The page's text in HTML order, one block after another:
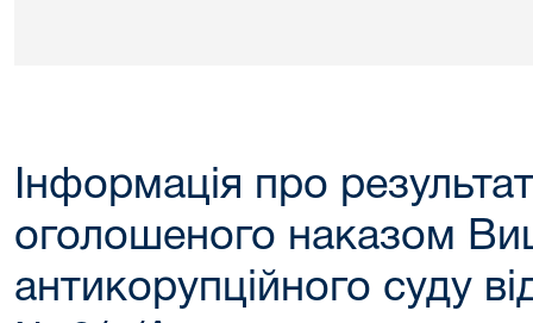
Інформація про
оголошеного наказом
антикорупційного суду